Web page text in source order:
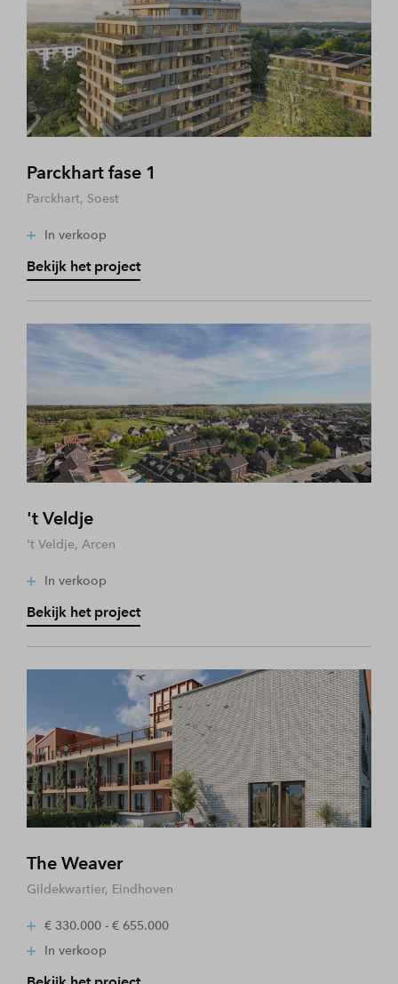
Parckhart fase 1
Parckhart, Soest
In verkoop
Bekijk het project
't Veldje
't Veldje, Arcen
In verkoop
Bekijk het project
The Weaver
Gildekwartier, Eindhoven
€ 330.000 - € 655.000
In verkoop